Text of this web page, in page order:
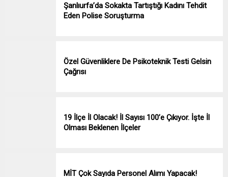
Şanlıurfa’da Sokakta Tartıştığı Kadını Tehdit
Eden Polise Soruşturma
Özel Güvenliklere De Psikoteknik Testi Gelsin
Çağrısı
19 İlçe İl Olacak! İl Sayısı 100’e Çıkıyor. İşte İl
Olması Beklenen İlçeler
MİT Çok Sayıda Personel Alımı Yapacak!